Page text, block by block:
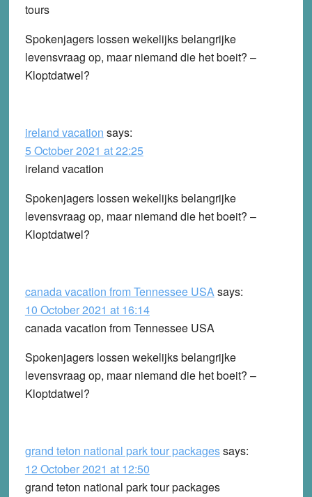
tours
Spokenjagers lossen wekelijks belangrijke
levensvraag op, maar niemand die het boeit? –
Kloptdatwel?
ireland vacation says:
5 October 2021 at 22:25
ireland vacation
Spokenjagers lossen wekelijks belangrijke
levensvraag op, maar niemand die het boeit? –
Kloptdatwel?
canada vacation from Tennessee USAsays:
10 October 2021 at 16:14
canada vacation from Tennessee USA
Spokenjagers lossen wekelijks belangrijke
levensvraag op, maar niemand die het boeit? –
Kloptdatwel?
grand teton national park tour packagessays:
12 October 2021 at 12:50
grand teton national park tour packages